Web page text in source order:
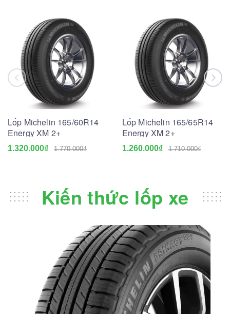
Lốp Michelin 165/60R14
Energy XM 2+
1.320.000₫ 1.770.000₫
Lốp Michelin 165/65R14
Energy XM 2+
1.260.000₫ 1.710.000₫
Kiến thức lốp xe